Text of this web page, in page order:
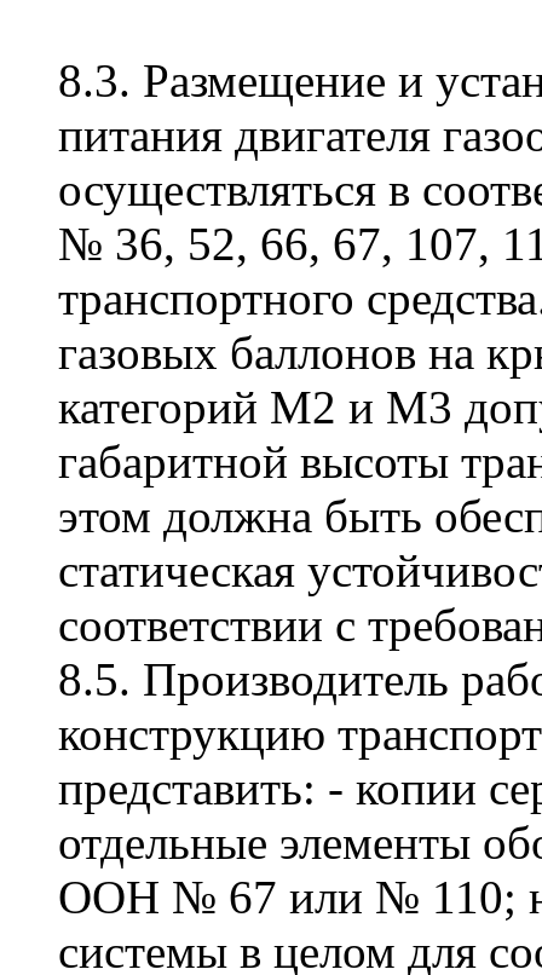
8.3. Размещение и
питания двигателя
осуществляться в
№ 36, 52, 66, 67, 107,
транспортного
газовых баллонов на
категорий M2 и M3
габаритной высоты
этом должна быть
статическая
соответствии с
8.5. Производитель
конструкцию
представить: - копии
отдельные элементы
ООН № 67 или № 110;
системы в целом для